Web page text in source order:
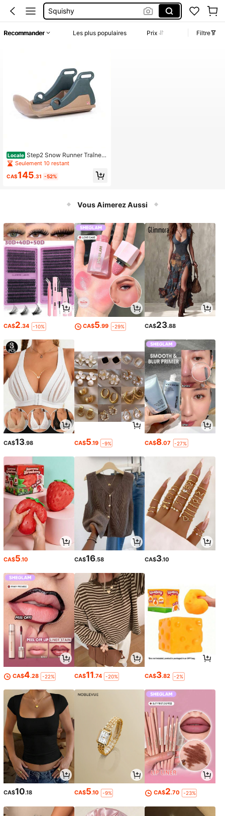
Squishy
Recommander Les plus populaires Prix Filtre
Locale Step2 Snow Runner Traînea
u de style toboggan pour enfants âg
és de 3 à 6 ans
Seulement 10 restant
CA$145.31 -52%
Vous Aimerez Aussi
CA$2.34 -10% CA$5.99 -29% CA$23.88
CA$13.98 CA$5.19 -9% CA$8.07 -27%
CA$5.10 CA$16.58 CA$3.10
CA$4.28 -22% CA$11.74 -20% CA$3.82 -2%
CA$10.18 CA$5.10 -9% CA$2.70 -23%